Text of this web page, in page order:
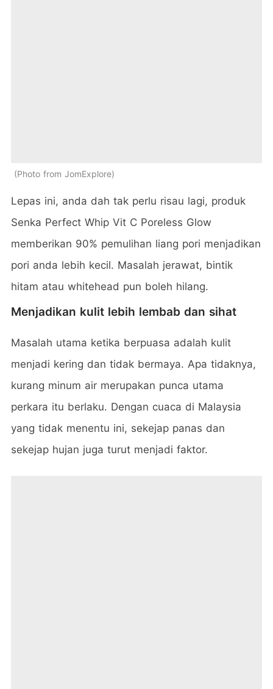
Photo from JomExplore
Lepas ini, anda dah tak perlu risau lagi, produk
Senka Perfect Whip Vit C Poreless Glow
memberikan 90% pemulihan liang pori menjadikan
pori anda lebih kecil. Masalah jerawat, bintik
hitam atau whitehead pun boleh hilang.
Menjadikan kulit lebih lembab dan sihat
Masalah utama ketika berpuasa adalah kulit
menjadi kering dan tidak bermaya. Apa tidaknya,
kurang minum air merupakan punca utama
perkara itu berlaku. Dengan cuaca di Malaysia
yang tidak menentu ini, sekejap panas dan
sekejap hujan juga turut menjadi faktor.